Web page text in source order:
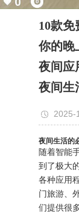
10款
你的晚
夜间应
夜间生
2025-
夜间生活的
随着智能
到了极大
各种应用
门旅游、
们提供很